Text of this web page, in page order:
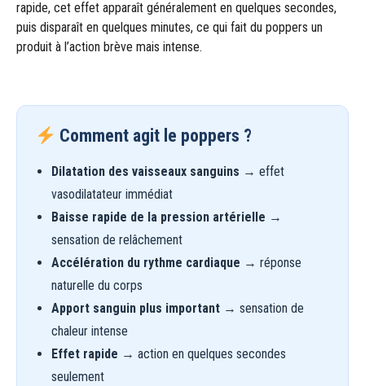
rapide, cet effet apparaît généralement en quelques secondes,
puis disparaît en quelques minutes, ce qui fait du poppers un
produit à l’action brève mais intense.
Comment agit le poppers ?
Dilatation des vaisseaux sanguins → effet
vasodilatateur immédiat
Baisse rapide de la pression artérielle →
sensation de relâchement
Accélération du rythme cardiaque → réponse
naturelle du corps
Apport sanguin plus important → sensation de
chaleur intense
Effet rapide → action en quelques secondes
seulement